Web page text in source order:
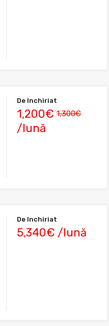
De Inchiriat
1,200€ 1,300€
/lună
De Inchiriat
5,340€ /lună